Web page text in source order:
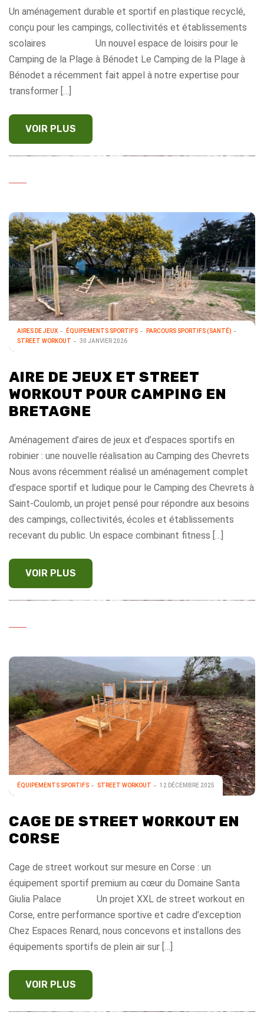
Un aménagement durable et sportif en plastique recyclé,
conçu pour les campings, collectivités et établissements
scolaires Un nouvel espace de loisirs pour le
Camping de la Plage à Bénodet Le Camping de la Plage à
Bénodet a récemment fait appel à notre expertise pour
transformer […]
AIRES DE JEUX ÉQUIPEMENTS SPORTIFS
PARCOURS SPORTIFS (SANTÉ)
STREET WORKOUT
30 JANVIER 2026
AIRE DE JEUX ET STREET
WORKOUT POUR CAMPING EN
BRETAGNE
Aménagement d’aires de jeux et d’espaces sportifs en
robinier : une nouvelle réalisation au Camping des Chevrets
Nous avons récemment réalisé un aménagement complet
d’espace sportif et ludique pour le Camping des Chevrets à
Saint-Coulomb, un projet pensé pour répondre aux besoins
des campings, collectivités, écoles et établissements
recevant du public. Un espace combinant fitness […]
ÉQUIPEMENTS SPORTIFS STREET WORKOUT 12 DÉCEMBRE 2025
CAGE DE STREET WORKOUT EN
CORSE
Cage de street workout sur mesure en Corse : un
équipement sportif premium au cœur du Domaine Santa
Giulia Palace Un projet XXL de street workout en
Corse, entre performance sportive et cadre d’exception
Chez Espaces Renard, nous concevons et installons des
équipements sportifs de plein air sur […]